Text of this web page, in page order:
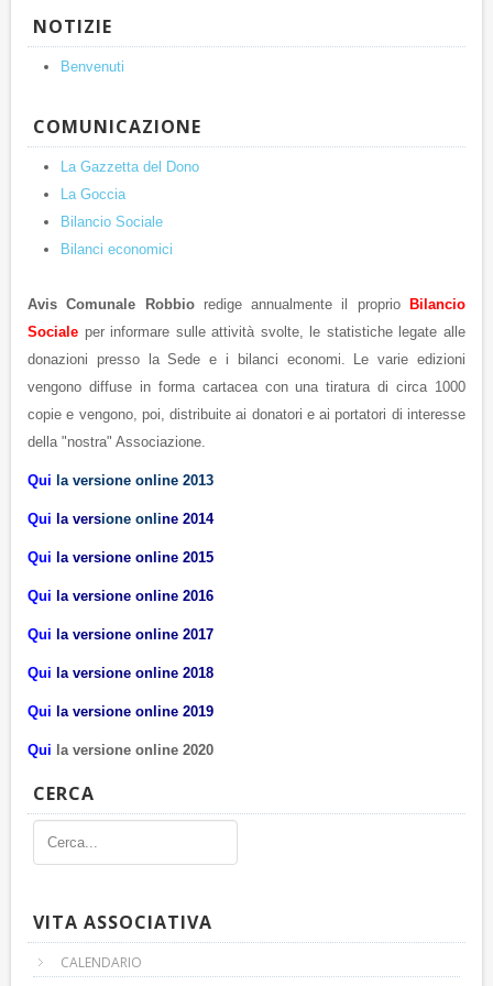
NOTIZIE
Benvenuti
COMUNICAZIONE
La Gazzetta del Dono
La Goccia
Bilancio Sociale
Bilanci economici
Avis Comunale Robbioredige annualmente il proprio
Bilancio
Sociale per informare sulle attività svolte, le statistiche legate alle
donazioni presso la Sede e i bilanci economi. Le varie edizioni
vengono diffuse in forma cartacea con una tiratura di circa 1000
copie e vengono, poi, distribuite ai donatori e ai portatori di interesse
della "nostra" Associazione.
Qui la versione online 2013
Qui la versione online 2014
Qui la versione online 2015
Qui la versione online 2016
Qui la versione online 2017
Qui la versione online 2018
Qui la versione online 2019
Qui la versione online 2020
CERCA
VITA ASSOCIATIVA
CALENDARIO